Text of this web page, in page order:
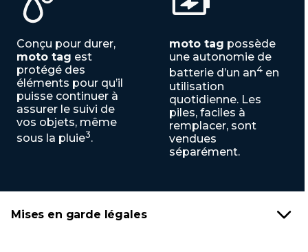
Conçu pour durer,
moto tag est
protégé des
éléments pour qu’il
puisse continuer à
assurer le suivi de
vos objets, même
sous la pluie3.
moto tag possède
une autonomie de
batterie d’un an4en
utilisation
quotidienne. Les
piles, faciles à
remplacer, sont
vendues
séparément.
Mises en garde légales